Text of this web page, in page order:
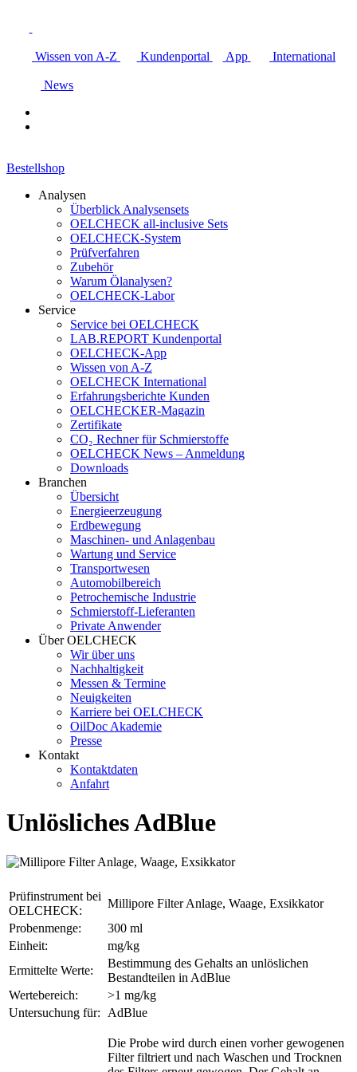
Wissen von A-Z Kundenportal App International
News
Bestellshop
Analysen
Überblick Analysensets
OELCHECK all-inclusive Sets
OELCHECK-System
Prüfverfahren
Zubehör
Warum Ölanalysen?
OELCHECK-Labor
Service
Service bei OELCHECK
LAB.REPORT Kundenportal
OELCHECK-App
Wissen von A-Z
OELCHECK International
Erfahrungsberichte Kunden
OELCHECKER-Magazin
Zertifikate
CO₂ Rechner für Schmierstoffe
OELCHECK News – Anmeldung
Downloads
Branchen
Übersicht
Energieerzeugung
Erdbewegung
Maschinen- und Anlagenbau
Wartung und Service
Transportwesen
Automobilbereich
Petrochemische Industrie
Schmierstoff-Lieferanten
Private Anwender
Über OELCHECK
Wir über uns
Nachhaltigkeit
Messen & Termine
Neuigkeiten
Karriere bei OELCHECK
OilDoc Akademie
Presse
Kontakt
Kontaktdaten
Anfahrt
Unlösliches AdBlue
Prüfinstrument bei
OELCHECK:
Millipore Filter Anlage, Waage, Exsikkator
Probenmenge:
300 ml
Einheit:
mg/kg
Ermittelte Werte:
Bestimmung des Gehalts an unlöslichen
Bestandteilen in AdBlue
Wertebereich:
>1 mg/kg
Untersuchung für:
AdBlue
Die Probe wird durch einen vorher gewogenen
Filter filtriert und nach Waschen und Trocknen